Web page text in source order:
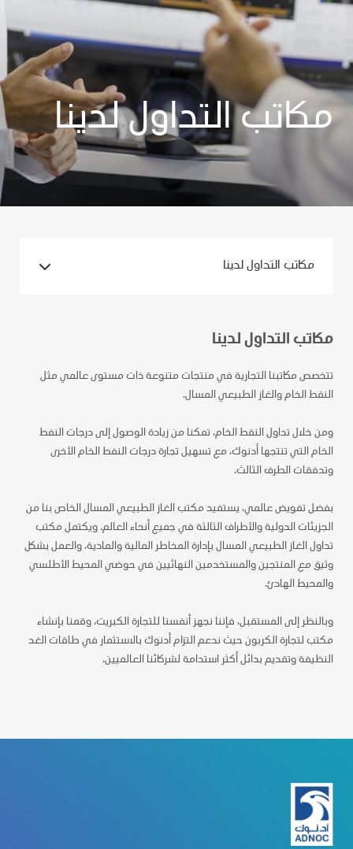
مكاتب التداول لدينا
مكاتب التداول لدينا
تتخصص مكاتبنا التجارية في منتجات متنوعة ذات مستوى عالمي مثل
النفط الخام والغاز الطبيعي المسال.
ومن خلال تداول النفط الخام، تمكنا من زيادة الوصول إلى درجات النفط
الخام التي تنتجها أدنوك، مع تسهيل تجارة درجات النفط الخام الأخرى
وتدفقات الطرف الثالث.
بفضل تفويض عالمي، يستفيد مكتب الغاز الطبيعي المسال الخاص بنا من
الجزيئات الدولية والأطراف الثالثة في جميع أنحاء العالم. ويكتمل مكتب
تداول الغاز الطبيعي المسال بإدارة المخاطر المالية والمادية، والعمل بشكل
وثيق مع المنتجين والمستخدمين النهائيين في حوضي المحيط الأطلسي
والمحيط الهادئ.
وبالنظر إلى المستقبل، فإننا نجهز أنفسنا للتجارة الكبريت، وقمنا بإنشاء
مكتب لتجارة الكربون حيث ندعم التزام أدنوك بالاستثمار في طاقات الغد
النظيفة وتقديم بدائل أكثر استدامة لشركائنا العالميين.
مكاتب التداول لدينا